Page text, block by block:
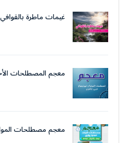
غيمات ماطرة بالقوافي
معجم المصطلحات
معجم مصطلحات